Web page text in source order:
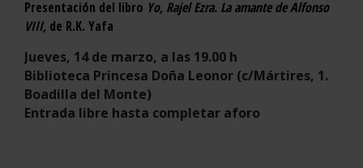
Presentación del libro Yo, Rajel Ezra. La amante de Alfonso
VIII, de R.K. Yafa
Jueves, 14 de marzo, a las 19.00 h
Biblioteca Princesa Doña Leonor (c/Mártires, 1.
Boadilla del Monte)
Entrada libre hasta completar aforo